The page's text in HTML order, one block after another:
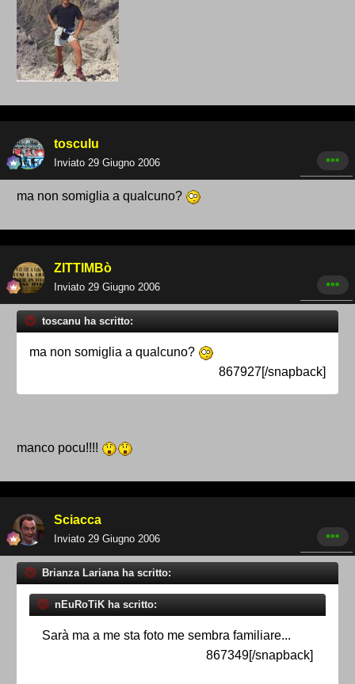
tosculu
Inviato 29 Giugno 2006
ma non somiglia a qualcuno?
ZITTIMBò
Inviato 29 Giugno 2006
toscanu ha scritto:
ma non somiglia a qualcuno?
867927[/snapback]
manco pocu!!!!
Sciacca
Inviato 29 Giugno 2006
Brianza Lariana ha scritto:
nEuRoTiK ha scritto:
Sarà ma a me sta foto me sembra familiare...
867349[/snapback]